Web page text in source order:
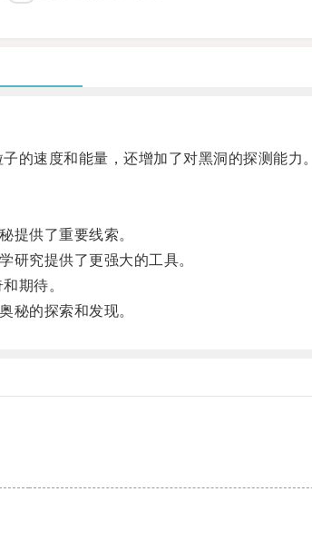
速度和能量，还增加了对黑洞的探测能力。
供了重要线索。
究提供了更强大的工具。
期待。
的探索和发现。